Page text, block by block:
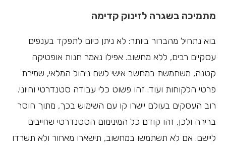
מתמיכה בשגרה לזינוק קדימה
בוא נתחיל מהברור ביותר: לא ניתן כיום לתפקד בענפים
עסקיים רבים, ללא מחשוב. אפילו נאמר חנות אופטיקה
קטנה, משתמשת במחשב אישי לשם ניהול המלאי, שמירת
פרטי הלקוחות ועוד. זהו פשוט כלי עבודה סטנדרטי וחיוני.
רוב העסקים בעולם יישרו קו עם השימוש בכך, מתוך חוסר
ברירה ולכן, זהו קודם כל המינימום הסטנדרטי שחייבים
ליישם. אם לא תשתמשו במחשוב, תישארו מאחור ולא תשרדו